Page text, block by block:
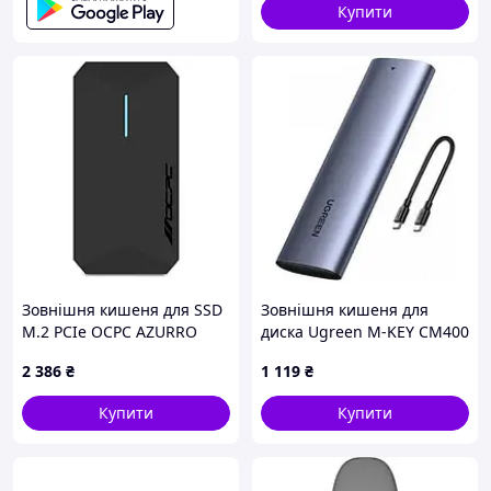
Кабель USB-C — USB-C
Інструкція
Пакування
Купити
Зовнішня кишеня для SSD
M.2 PCIe OCPC AZURRO
2 386 ₴
Купити
Зовнішня кишеня для
диска Ugreen M-KEY CM400
1 119 ₴
Купити